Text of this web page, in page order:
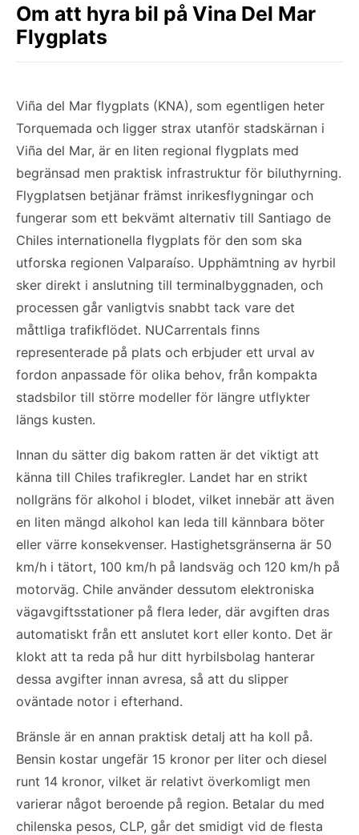
Om att hyra bil på Vina Del Mar
Flygplats
Viña del Mar flygplats (KNA), som egentligen heter
Torquemada och ligger strax utanför stadskärnan i
Viña del Mar, är en liten regional flygplats med
begränsad men praktisk infrastruktur för biluthyrning.
Flygplatsen betjänar främst inrikesflygningar och
fungerar som ett bekvämt alternativ till Santiago de
Chiles internationella flygplats för den som ska
utforska regionen Valparaíso. Upphämtning av hyrbil
sker direkt i anslutning till terminalbyggnaden, och
processen går vanligtvis snabbt tack vare det
måttliga trafikflödet. NUCarrentals finns
representerade på plats och erbjuder ett urval av
fordon anpassade för olika behov, från kompakta
stadsbilor till större modeller för längre utflykter
längs kusten.
Innan du sätter dig bakom ratten är det viktigt att
känna till Chiles trafikregler. Landet har en strikt
nollgräns för alkohol i blodet, vilket innebär att även
en liten mängd alkohol kan leda till kännbara böter
eller värre konsekvenser. Hastighetsgränserna är 50
km/h i tätort, 100 km/h på landsväg och 120 km/h på
motorväg. Chile använder dessutom elektroniska
vägavgiftsstationer på flera leder, där avgiften dras
automatiskt från ett anslutet kort eller konto. Det är
klokt att ta reda på hur ditt hyrbilsbolag hanterar
dessa avgifter innan avresa, så att du slipper
oväntade notor i efterhand.
Bränsle är en annan praktisk detalj att ha koll på.
Bensin kostar ungefär 15 kronor per liter och diesel
runt 14 kronor, vilket är relativt överkomligt men
varierar något beroende på region. Betalar du med
chilenska pesos, CLP, går det smidigt vid de flesta